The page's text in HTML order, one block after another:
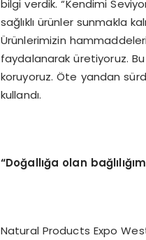
bilgi verdik. “Kendimi
sağlıklı ürünler sunmakla
Ürünlerimizin
faydalanarak üretiyoruz. Bu
koruyoruz. Öte yandan
kullandı.
“Doğallığa olan
Natural Products Expo